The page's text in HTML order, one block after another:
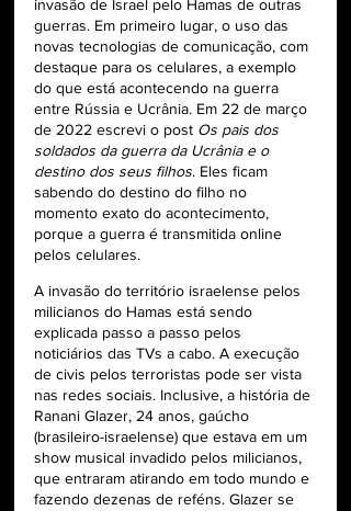
invasão de Israel pelo Hamas de outras
guerras. Em primeiro lugar, o uso das
novas tecnologias de comunicação, com
destaque para os celulares, a exemplo
do que está acontecendo na guerra
entre Rússia e Ucrânia. Em 22 de março
de 2022 escrevi o post Os pais dos
soldados da guerra da Ucrânia e o
destino dos seus filhos. Eles ficam
sabendo do destino do filho no
momento exato do acontecimento,
porque a guerra é transmitida online
pelos celulares.
A invasão do território israelense pelos
milicianos do Hamas está sendo
explicada passo a passo pelos
noticiários das TVs a cabo. A execução
de civis pelos terroristas pode ser vista
nas redes sociais. Inclusive, a história de
Ranani Glazer, 24 anos, gaúcho
(brasileiro-israelense) que estava em um
show musical invadido pelos milicianos,
que entraram atirando em todo mundo e
fazendo dezenas de reféns. Glazer se